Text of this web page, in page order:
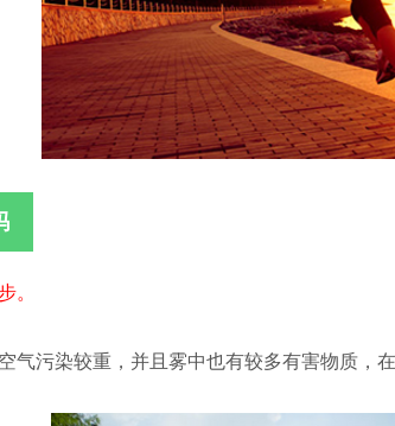
。
气污染较重，并且雾中也有较多有害物质，